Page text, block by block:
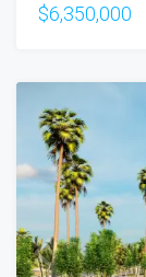
$6,350,000